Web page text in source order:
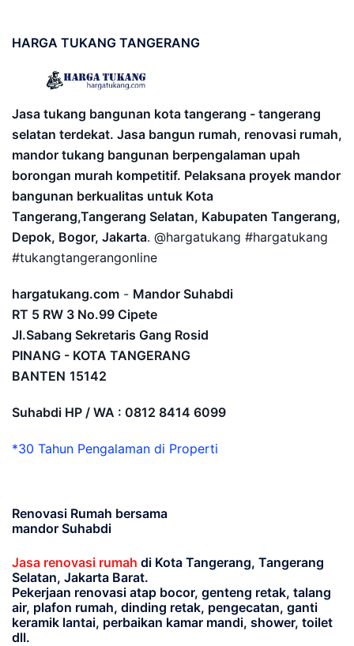
HARGA TUKANG TANGERANG
Jasa tukang bangunan kota tangerang - tangerang
selatan terdekat. Jasa bangun rumah, renovasi rumah,
mandor tukang bangunan berpengalaman upah
borongan murah kompetitif. Pelaksana proyek mandor
bangunan berkualitas untuk Kota
Tangerang,Tangerang Selatan, Kabupaten Tangerang,
Depok, Bogor, Jakarta. @hargatukang #hargatukang
#tukangtangerangonline
hargatukang.com - Mandor Suhabdi
RT 5 RW 3 No.99 Cipete
Jl.Sabang Sekretaris Gang Rosid
PINANG - KOTA TANGERANG
BANTEN 15142
Suhabdi HP / WA : 0812 8414 6099
*30 Tahun Pengalaman di Properti
Renovasi Rumah bersama
mandor Suhabdi
Jasa renovasi rumah di Kota Tangerang, Tangerang
Selatan, Jakarta Barat.
Pekerjaan renovasi atap bocor, genteng retak, talang
air, plafon rumah, dinding retak, pengecatan, ganti
keramik lantai, perbaikan kamar mandi, shower, toilet
dll.